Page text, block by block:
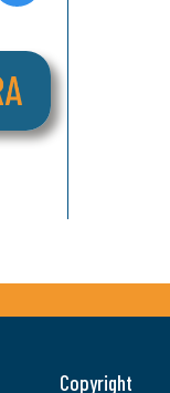
Copyright